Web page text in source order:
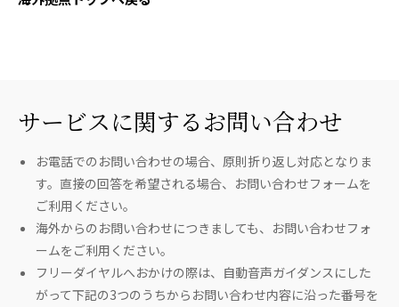
サービスに関するお問い合わせ
お電話でのお問い合わせの場合、原則折り返し対応となりま
す。直接の回答を希望される場合、お問い合わせフォームを
ご利用ください。
海外からのお問い合わせにつきましても、お問い合わせフォ
ームをご利用ください。
フリーダイヤルへおかけの際は、自動音声ガイダンスにした
がって下記の3つのうちからお問い合わせ内容に沿った番号を